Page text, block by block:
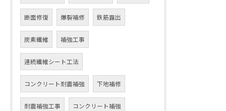
断面修復 爆裂補修 鉄筋露出
炭素繊維 補強工事
連続繊維シート工法
コンクリート耐震補強 下地補修
耐震補強工事 コンクリート補強